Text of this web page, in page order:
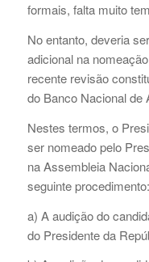
formais, falta muito
No entanto, deveria
adicional na
recente revisão
do Banco Nacional de
Nestes termos, o
ser nomeado pelo
na Assembleia
seguinte procedimento:
a) A audição do
do Presidente da